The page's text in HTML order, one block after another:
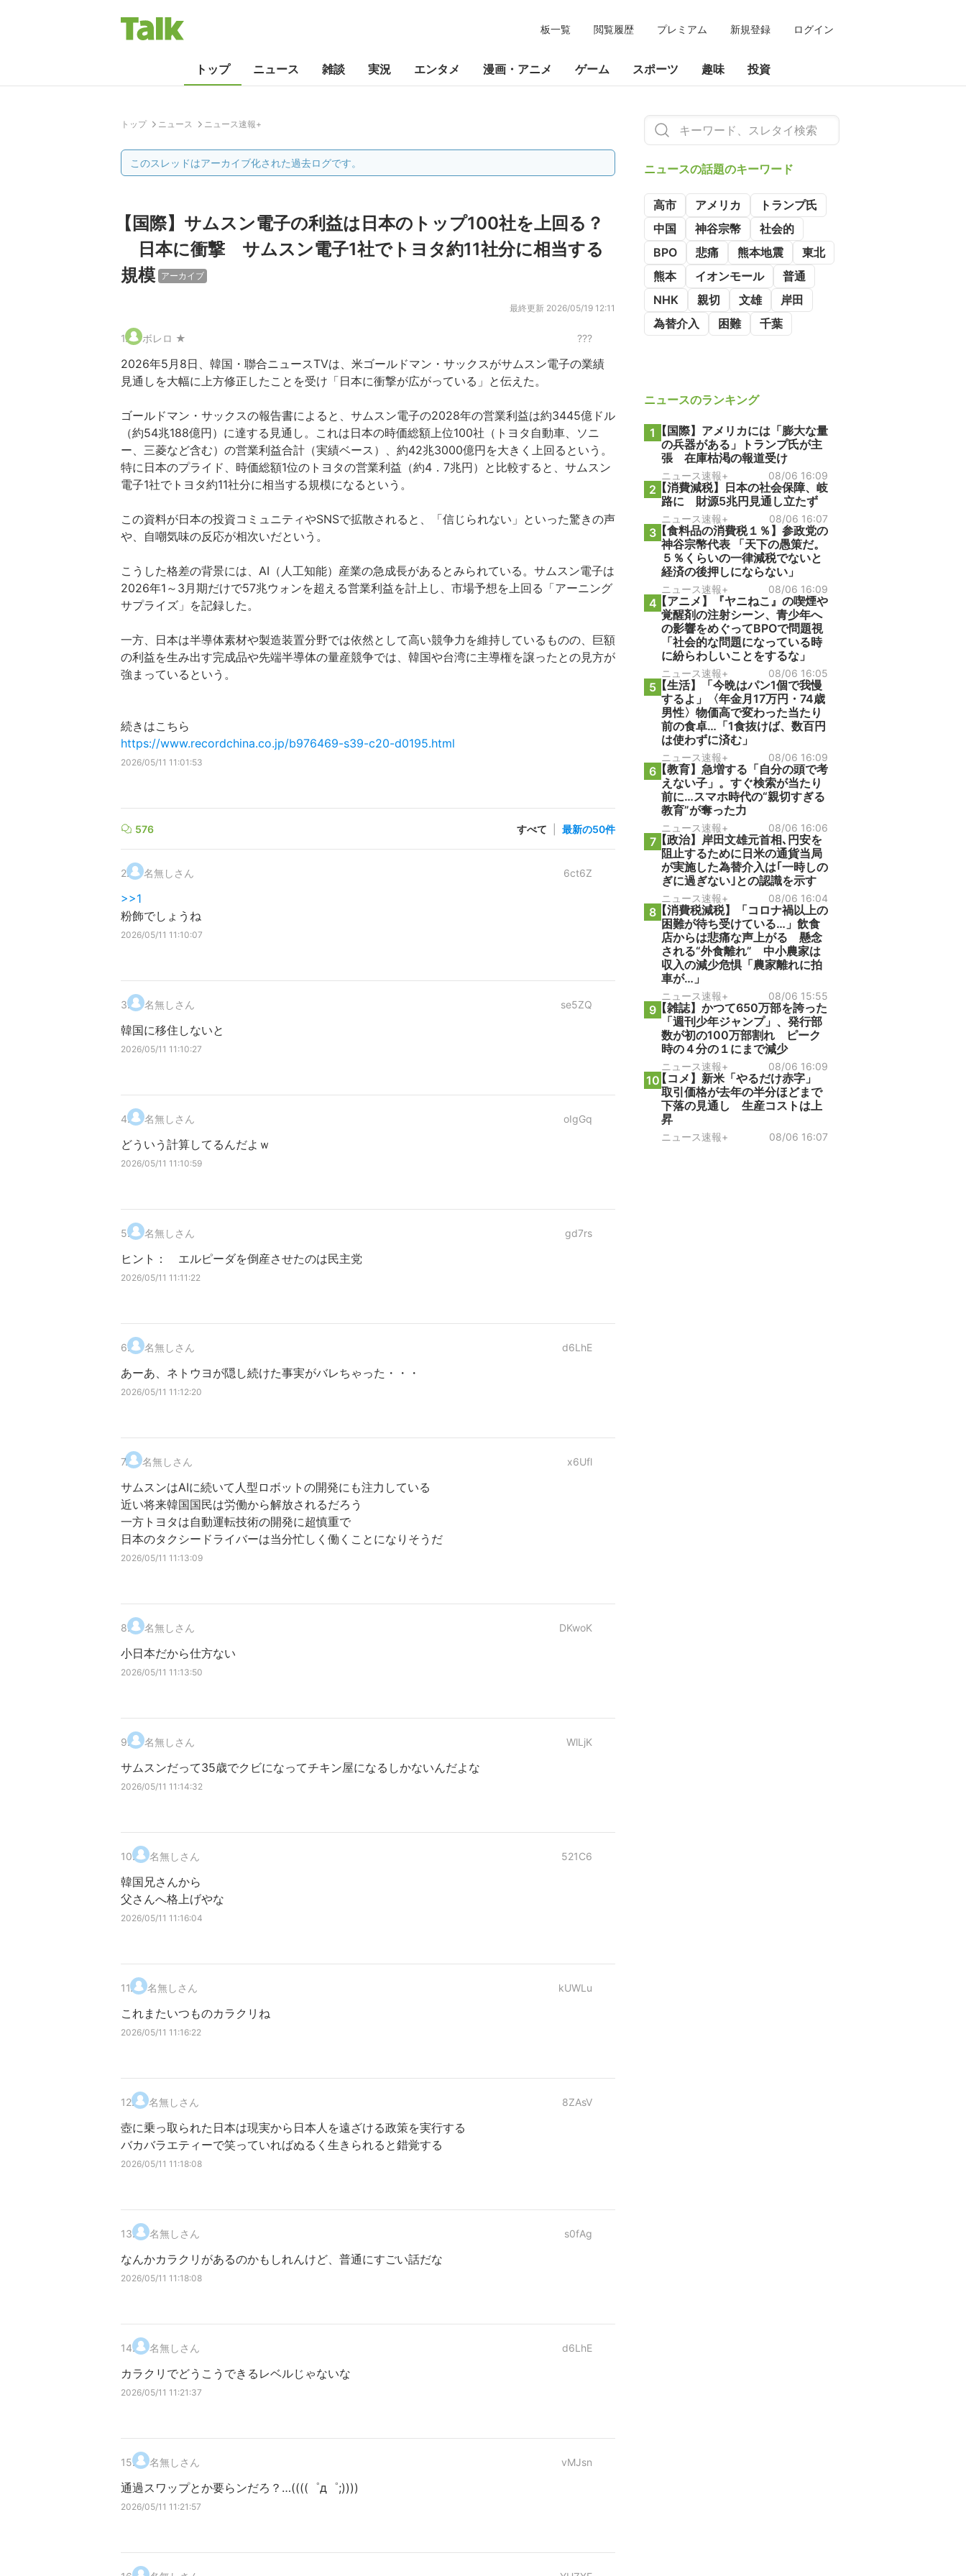
板一覧 閲覧履歴 プレミアム 新規登録 ログイン
トップ ニュース 雑談 実況 エンタメ 漫画・アニメ ゲーム スポーツ 趣味 投資
トップ ニュース ニュース速報+
このスレッドはアーカイブ化された過去ログです。
【国際】サムスン電子の利益は日本のトップ100社を上回る？
日本に衝撃 サムスン電子1社でトヨタ約11社分に相当する
規模 アーカイブ
最終更新 2026/05/19 12:11
1. ボレロ ★ ???
2026年5月8日、韓国・聯合ニュースTVは、米ゴールドマン・サックスがサムスン電子の業績
見通しを大幅に上方修正したことを受け「日本に衝撃が広がっている」と伝えた。
ゴールドマン・サックスの報告書によると、サムスン電子の2028年の営業利益は約3445億ドル
（約54兆188億円）に達する見通し。これは日本の時価総額上位100社（トヨタ自動車、ソニ
ー、三菱など含む）の営業利益合計（実績ベース）、約42兆3000億円を大きく上回るという。
特に日本のプライド、時価総額1位のトヨタの営業利益（約4．7兆円）と比較すると、サムスン
電子1社でトヨタ約11社分に相当する規模になるという。
この資料が日本の投資コミュニティやSNSで拡散されると、「信じられない」といった驚きの声
や、自嘲気味の反応が相次いだという。
こうした格差の背景には、AI（人工知能）産業の急成長があるとみられている。サムスン電子は
2026年1～3月期だけで57兆ウォンを超える営業利益を計上し、市場予想を上回る「アーニング
サプライズ」を記録した。
一方、日本は半導体素材や製造装置分野では依然として高い競争力を維持しているものの、巨額
の利益を生み出す完成品や先端半導体の量産競争では、韓国や台湾に主導権を譲ったとの見方が
強まっているという。
続きはこちら
https://www.recordchina.co.jp/b976469-s39-c20-d0195.html
2026/05/11 11:01:53
576 すべて 最新の50件
2. 名無しさん 6ct6Z
>>1
粉飾でしょうね
2026/05/11 11:10:07
3. 名無しさん se5ZQ
韓国に移住しないと
2026/05/11 11:10:27
4. 名無しさん oIgGq
どういう計算してるんだよｗ
2026/05/11 11:10:59
5. 名無しさん gd7rs
ヒント： エルピーダを倒産させたのは民主党
2026/05/11 11:11:22
6. 名無しさん d6LhE
あーあ、ネトウヨが隠し続けた事実がバレちゃった・・・
2026/05/11 11:12:20
7. 名無しさん x6Ufl
サムスンはAIに続いて人型ロボットの開発にも注力している
近い将来韓国国民は労働から解放されるだろう
一方トヨタは自動運転技術の開発に超慎重で
日本のタクシードライバーは当分忙しく働くことになりそうだ
2026/05/11 11:13:09
8. 名無しさん DKwoK
小日本だから仕方ない
2026/05/11 11:13:50
9. 名無しさん WlLjK
サムスンだって35歳でクビになってチキン屋になるしかないんだよな
2026/05/11 11:14:32
10. 名無しさん 521C6
韓国兄さんから
父さんへ格上げやな
2026/05/11 11:16:04
11. 名無しさん kUWLu
これまたいつものカラクリね
2026/05/11 11:16:22
12. 名無しさん 8ZAsV
壺に乗っ取られた日本は現実から日本人を遠ざける政策を実行する
バカバラエティーで笑っていればぬるく生きられると錯覚する
2026/05/11 11:18:08
13. 名無しさん s0fAg
なんかカラクリがあるのかもしれんけど、普通にすごい話だな
2026/05/11 11:18:08
14. 名無しさん d6LhE
カラクリでどうこうできるレベルじゃないな
2026/05/11 11:21:37
15. 名無しさん vMJsn
通過スワップとか要らンだろ？…((((゜д゜;))))
2026/05/11 11:21:57
ニュースの話題のキーワード
高市 アメリカ
トランプ氏
中国
神谷宗幣
社会的
BPO
悲痛 熊本地震
東北
熊本
イオンモール
普通
NHK
親切 文雄
岸田
為替介入
困難 千葉
ニュースのランキング
1 【国際】アメリカには「膨大な量
の兵器がある」トランプ氏が主
張 在庫枯渇の報道受け
ニュース速報+ 08/06 16:09
2 【消費減税】日本の社会保障、岐
路に 財源5兆円見通し立たず
ニュース速報+ 08/06 16:07
3【食料品の消費税１％】参政党の
神谷宗幣代表 「天下の愚策だ。
５％くらいの一律減税でないと
経済の後押しにならない」
ニュース速報+ 08/06 16:09
4【アニメ】『ヤニねこ』の喫煙や
覚醒剤の注射シーン、青少年へ
の影響をめぐってBPOで問題視
「社会的な問題になっている時
に紛らわしいことをするな」
ニュース速報+ 08/06 16:05
5【生活】「今晩はパン1個で我慢
するよ」〈年金月17万円・74歳
男性〉物価高で変わった当たり
前の食卓…「1食抜けば、数百円
は使わずに済む」
ニュース速報+ 08/06 16:09
6【教育】急増する「自分の頭で考
えない子」。すぐ検索が当たり
前に…スマホ時代の“親切すぎる
教育”が奪った力
ニュース速報+ 08/06 16:06
7【政治】岸田文雄元首相､円安を
阻止するために日米の通貨当局
が実施した為替介入は｢一時しの
ぎに過ぎない｣との認識を示す
ニュース速報+ 08/06 16:04
8【消費税減税】「コロナ禍以上の
困難が待ち受けている…」飲食
店からは悲痛な声上がる 懸念
される“外食離れ” 中小農家は
収入の減少危惧「農家離れに拍
車が…」
ニュース速報+ 08/06 15:55
9【雑誌】かつて650万部を誇った
「週刊少年ジャンプ」、発行部
数が初の100万部割れ ピーク
時の４分の１にまで減少
ニュース速報+ 08/06 16:09
10【コメ】新米「やるだけ赤字」
取引価格が去年の半分ほどまで
下落の見通し 生産コストは上
昇
ニュース速報+ 08/06 16:07